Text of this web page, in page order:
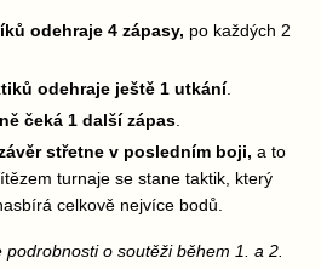
odehraje 4 zápasy, po každých 2
odehraje ještě 1 utkání.
čeká 1 další zápas
střetne v posledním boji, a to
turnaje se stane taktik, který
celkově nejvíce bodů.
podrobnosti o soutěži během 1. a 2.